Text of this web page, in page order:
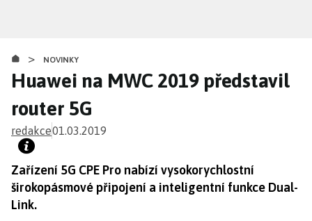
obsahu
> NOVINKY
Huawei na MWC 2019 představil
router 5G
redakce01.03.2019
Zařízení 5G CPE Pro nabízí vysokorychlostní
širokopásmové připojení a inteligentní funkce Dual-
Link.